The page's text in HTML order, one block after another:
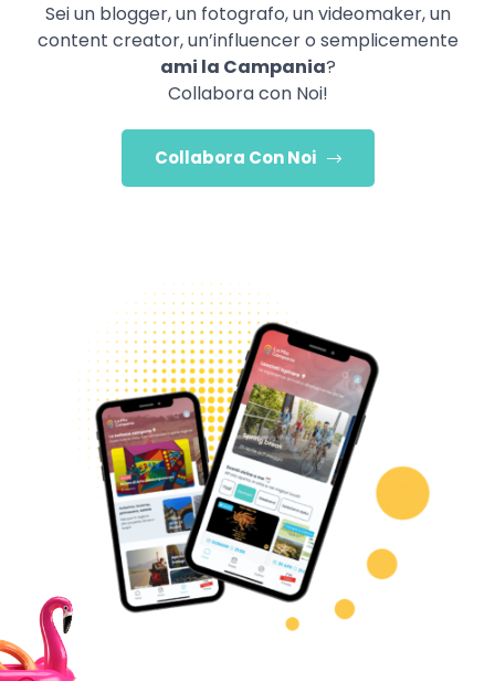
Sei un blogger, un fotografo, un videomaker, un
content creator, un’influencer o semplicemente
ami la Campania?
Collabora con Noi!
Collabora Con Noi